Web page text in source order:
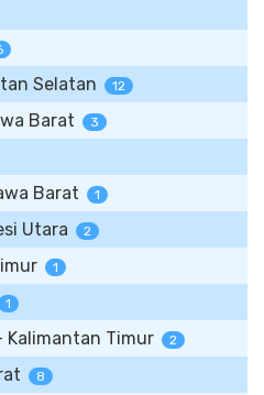
Selatan 12
Barat 3
Barat 1
Utara 2
1
1
Kalimantan Timur 2
8